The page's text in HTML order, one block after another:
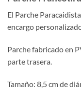
El Parche
encargo
Parche fabricado en
parte trasera.
Tamaño: 8,5 cm de